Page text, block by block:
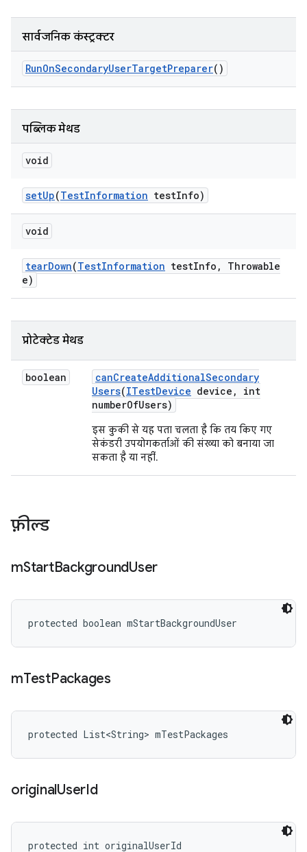
सार्वजनिक कंस्ट्रक्टर
RunOnSecondaryUserTargetPreparer()
पब्लिक मेथड
void
setUp(TestInformation testInfo)
void
tearDown(TestInformation testInfo ,
Throwable
e)
प्रोटेक्टेड मेथड
boolean canCreateAdditionalSecondary
Users(ITestDevice device ,
int
numberOfUsers)
इस कुकी से यह पता चलता है कि तय किए गए
सेकंडरी उपयोगकर्ताओं की संख्या को बनाया जा
सकता है या नहीं.
फ़ील्ड
mStartBackgroundUser
protected boolean mStartBackgroundUser
mTestPackages
protected List<String> mTestPackages
originalUserId
protected int originalUserId